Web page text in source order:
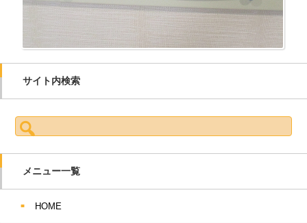
サイト内検索
検索:
メニュー一覧
HOME